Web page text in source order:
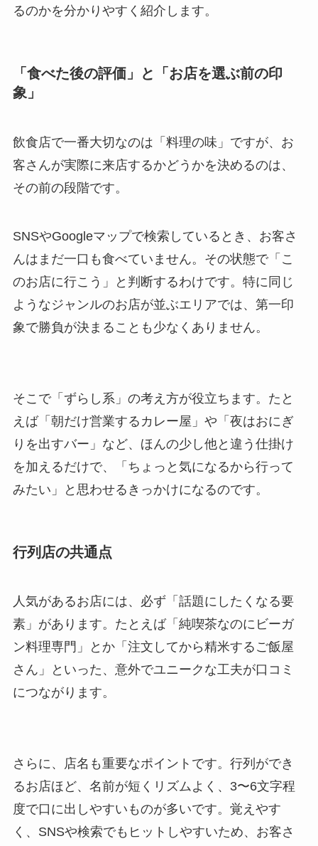
るのかを分かりやすく紹介します。
「食べた後の評価」と「お店を選ぶ前の印
象」
飲食店で一番大切なのは「料理の味」ですが、お
客さんが実際に来店するかどうかを決めるのは、
その前の段階です。
SNSやGoogleマップで検索しているとき、お客さ
んはまだ一口も食べていません。その状態で「こ
のお店に行こう」と判断するわけです。特に同じ
ようなジャンルのお店が並ぶエリアでは、第一印
象で勝負が決まることも少なくありません。
そこで「ずらし系」の考え方が役立ちます。たと
えば「朝だけ営業するカレー屋」や「夜はおにぎ
りを出すバー」など、ほんの少し他と違う仕掛け
を加えるだけで、「ちょっと気になるから行って
みたい」と思わせるきっかけになるのです。
行列店の共通点
人気があるお店には、必ず「話題にしたくなる要
素」があります。たとえば「純喫茶なのにビーガ
ン料理専門」とか「注文してから精米するご飯屋
さん」といった、意外でユニークな工夫が口コミ
につながります。
さらに、店名も重要なポイントです。行列ができ
るお店ほど、名前が短くリズムよく、3〜6文字程
度で口に出しやすいものが多いです。覚えやす
く、SNSや検索でもヒットしやすいため、お客さ